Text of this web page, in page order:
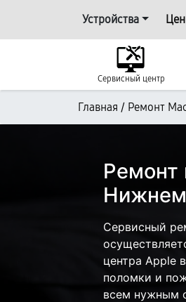
Устройства
Сервисный центр
Главная / Ремонт
Ремонт
Сервисный
центра Apple
поломки и
всем нужным